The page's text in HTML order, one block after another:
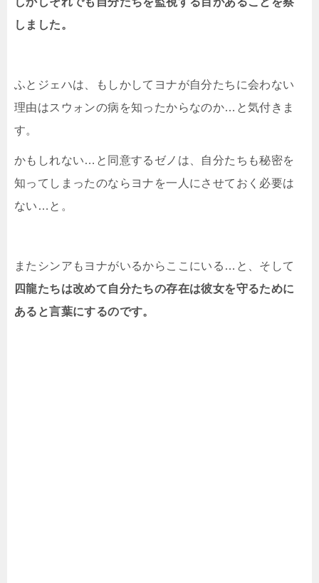
しました。
ふとジェハは、もしかしてヨナが自分たちに会わない
理由はスウォンの病を知ったからなのか…と気付きま
す。
かもしれない…と同意するゼノは、自分たちも秘密を
知ってしまったのならヨナを一人にさせておく必要は
ない…と。
またシンアもヨナがいるからここにいる…と、そして
四龍たちは改めて自分たちの存在は彼女を守るために
あると言葉にするのです。